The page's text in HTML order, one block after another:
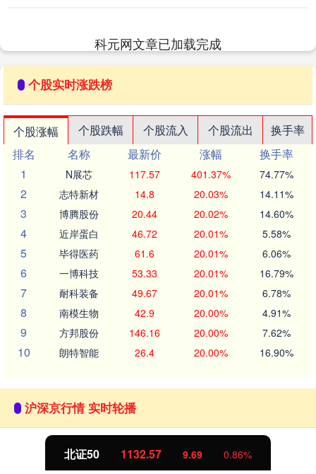
科元网文章已加载完成
个股实时涨跌榜
个股涨幅 个股跌幅 个股流入 个股流出
换手率
排名
名称 最新价 涨幅
换手率
1
N展芯 117.57 401.37% 74.77%
2 志特新材 14.8 20.03% 14.11%
3 博腾股份 20.44 20.02% 14.60%
4 近岸蛋白 46.72 20.01% 5.58%
5 毕得医药 61.6 20.01% 6.06%
6 一博科技 53.33 20.01% 16.79%
7 耐科装备 49.67 20.01% 6.78%
8 南模生物 42.9 20.00% 4.91%
9 方邦股份 146.16 20.00% 7.62%
10 朗特智能 26.4 20.00% 16.90%
沪深京行情 实时轮播
北证50 1132.57 9.69 0.86%